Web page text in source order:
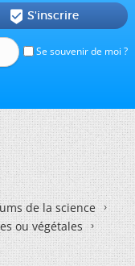
Se souvenir de moi ?
 S'inscrire
de la science
ou végétales